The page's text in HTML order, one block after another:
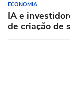
ECONOMIA
IA e
de criação de